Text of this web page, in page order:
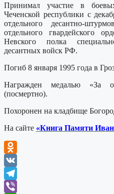
Принимал участие в
Чеченской республики с
отдельного десантно-
отдельного гвардейского
Невского полка
десантных войск РФ.
Погиб 8 января 1995 года в
Награжден медалью «За
(посмертно).
Похоронен на кладбище
На сайте «Книга Памяти
Odnoklassniki
VK
Telegram